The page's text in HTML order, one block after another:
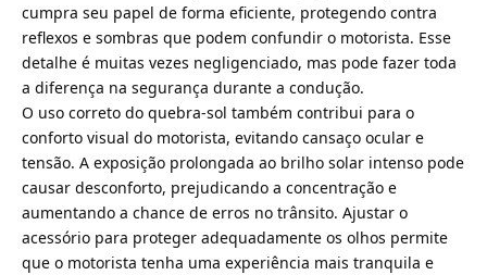
cumpra seu papel de forma eficiente, protegendo contra
reflexos e sombras que podem confundir o motorista. Esse
detalhe é muitas vezes negligenciado, mas pode fazer toda
a diferença na segurança durante a condução.
O uso correto do quebra-sol também contribui para o
conforto visual do motorista, evitando cansaço ocular e
tensão. A exposição prolongada ao brilho solar intenso pode
causar desconforto, prejudicando a concentração e
aumentando a chance de erros no trânsito. Ajustar o
acessório para proteger adequadamente os olhos permite
que o motorista tenha uma experiência mais tranquila e